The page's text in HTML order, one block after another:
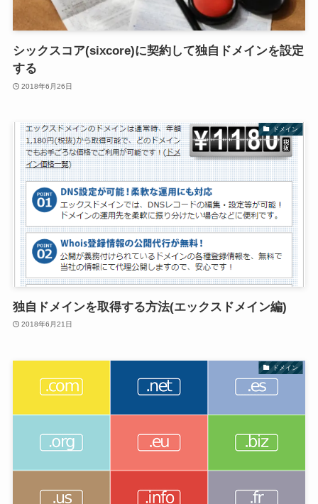
シックスコア(sixcore)に契約して独自ドメインを設定
する
2018年6月26日
ドメイン
独自ドメインを取得する方法(エックスドメイン編)
2018年6月21日
ドメイン